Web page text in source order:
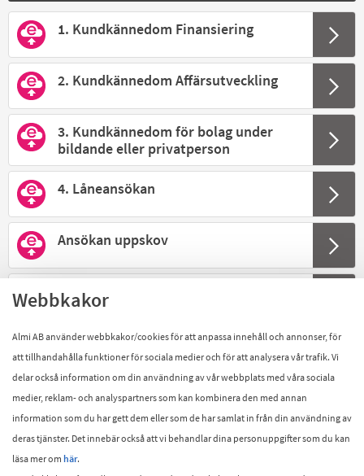
Webbkakor
Almi AB använder webbkakor/cookies för att anpassa innehåll och annonser, för
att tillhandahålla funktioner för sociala medier och för att analysera vår trafik. Vi
delar också information om din användning av vår webbplats med våra sociala
medier, reklam- och analyspartners som kan kombinera den med annan
information som du har gett dem eller som de har samlat in från din användning av
deras tjänster. Det innebär också att vi behandlar dina personuppgifter som du kan
läsa mer om här.
1. Kundkännedom Finansiering
2. Kundkännedom Affärsutveckling
3. Kundkännedom för bolag under
bildande eller privatperson
4. Låneansökan
Ansökan uppskov
Autogiro
Beställning av
engagemangsspecifikation
Jag vill bli kontaktad
Kundklagomål